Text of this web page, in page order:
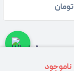
ناموجود
تومان